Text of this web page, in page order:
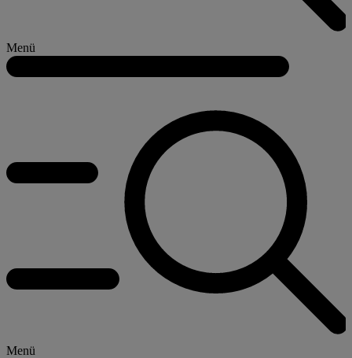
Menü
Menü